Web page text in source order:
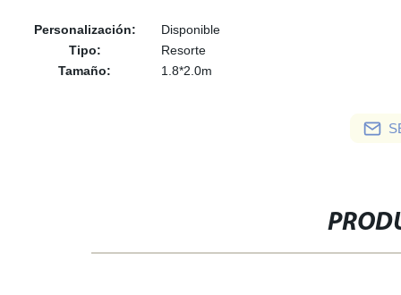
Personalización:
Disponible
Tipo:
Resorte
Tamaño:
1.8*2.0m